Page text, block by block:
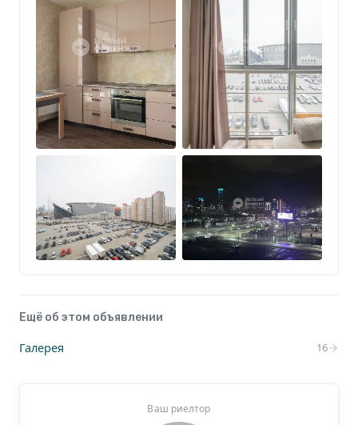
Отсюда открывается вид на центр города и
Центральный стадион. Это не техническое
помещение, а зона отдыха с «открыточным»
видом. Оцените особенно вечером, когда
зажигаются огни стадиона.
Всего 2 квартиры на лестничной площадке..
мебелью и современной техникой, в спальне
Ещё об этом объявлении
Галерея 16
Ваш риелтор